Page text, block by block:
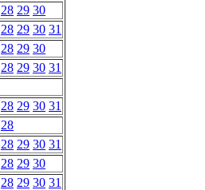
28 29 30
28 29 30 31
28 29 30
28 29 30 31
28 29 30 31
28
28 29 30 31
28 29 30
28 29 30 31